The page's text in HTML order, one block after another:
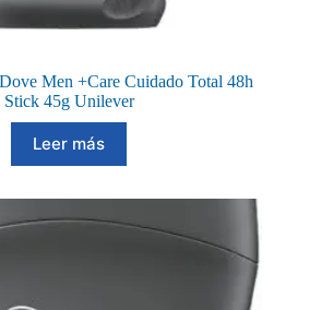
Men +Care Cuidado Total 48h
Stick 45g Unilever
Leer más